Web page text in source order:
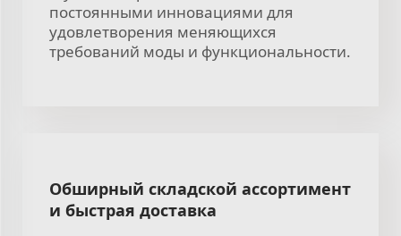
постоянными инновациями для
удовлетворения меняющихся
требований моды и функциональности.
Обширный складской ассортимент
и быстрая доставка